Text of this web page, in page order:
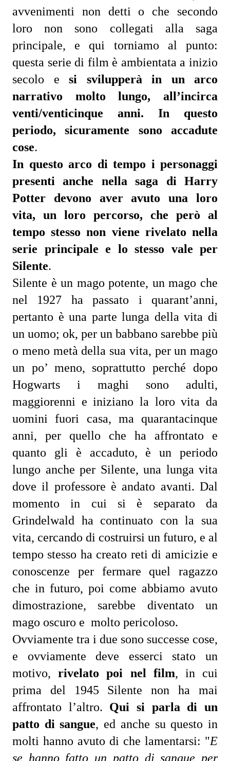
avvenimenti non detti o che secondo
loro non sono collegati alla saga
principale, e qui torniamo al punto:
questa serie di film è ambientata a inizio
secolo e si svilupperà in un arco
narrativo molto lungo, all’incirca
venti/venticinque anni. In questo
periodo, sicuramente sono accadute
cose.
In questo arco di tempo i personaggi
presenti anche nella saga di Harry
Potter devono aver avuto una loro
vita, un loro percorso, che però al
tempo stesso non viene rivelato nella
serie principale e lo stesso vale per
Silente.
Silente è un mago potente, un mago che
nel 1927 ha passato i quarant’anni,
pertanto è una parte lunga della vita di
un uomo; ok, per un babbano sarebbe più
o meno metà della sua vita, per un mago
un po’ meno, soprattutto perché dopo
Hogwarts i maghi sono adulti,
maggiorenni e iniziano la loro vita da
uomini fuori casa, ma quarantacinque
anni, per quello che ha affrontato e
quanto gli è accaduto, è un periodo
lungo anche per Silente, una lunga vita
dove il professore è andato avanti. Dal
momento in cui si è separato da
Grindelwald ha continuato con la sua
vita, cercando di costruirsi un futuro, e al
tempo stesso ha creato reti di amicizie e
conoscenze per fermare quel ragazzo
che in futuro, poi come abbiamo avuto
dimostrazione, sarebbe diventato un
mago oscuro e  molto pericoloso.
Ovviamente tra i due sono successe cose,
e ovviamente deve esserci stato un
motivo, rivelato poi nel film, in cui
prima del 1945 Silente non ha mai
affrontato l’altro. Qui si parla di un
patto di sangue, ed anche su questo in
molti hanno avuto di che lamentarsi: "E
se hanno fatto un patto di sangue per